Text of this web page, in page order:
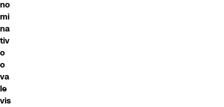
no
mi
na
tiv
o
o
va
le
vis